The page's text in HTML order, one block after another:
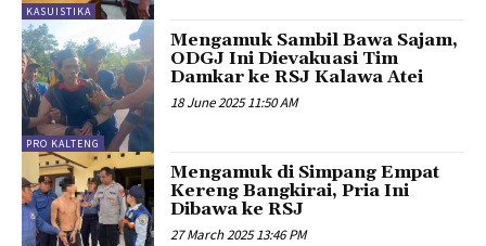
KASUISTIKA
PRO KALTENG
Mengamuk Sambil Bawa Sajam,
ODGJ Ini Dievakuasi Tim
Damkar ke RSJ Kalawa Atei
18 June 2025 11:50 AM
Mengamuk di Simpang Empat
Kereng Bangkirai, Pria Ini
Dibawa ke RSJ
27 March 2025 13:46 PM